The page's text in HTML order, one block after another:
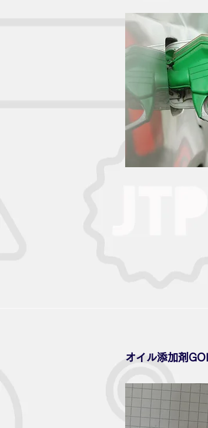
オイル添加剤